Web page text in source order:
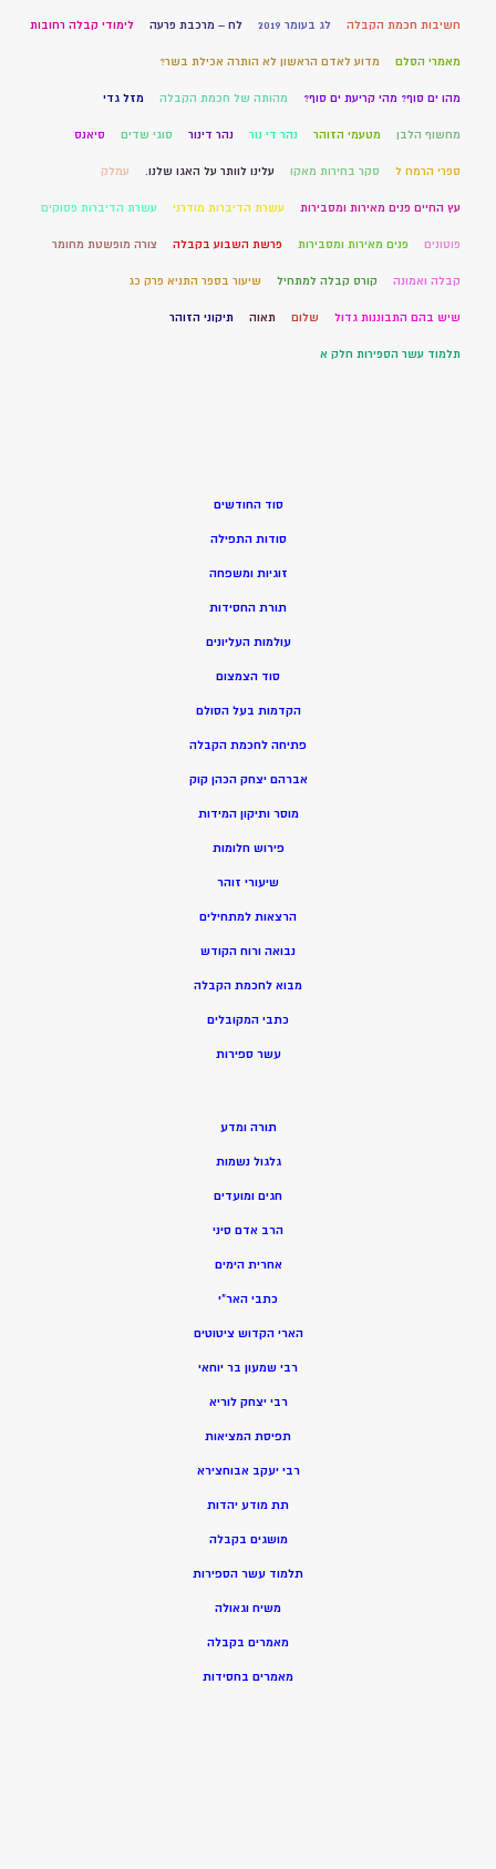
חשיבות חכמת הקבלה לג בעומר 2019 לח – מרכבת פרעה לימודי קבלה רחובות
מאמרי הסלם מדוע לאדם הראשון לא הותרה אכילת בשר?
מהו ים סוף? מהי קריעת ים סוף? מהותה של חכמת הקבלה מזל גדי
מחשוף הלבן מטעמי הזוהר נהר די נור נהר דינור סוגי שדים סיאנס
ספרי הרמח ל סקר בחירות מאקו עלינו לוותר על האגו שלנו. עמלק
עץ החיים פנים מאירות ומסבירות עשרת הדיברות מודרני עשרת הדיברות פסוקים
פוטונים פנים מאירות ומסבירות פרשת השבוע בקבלה צורה מופשטת מחומר
קבלה ואמונה קורס קבלה למתחיל שיעור בספר התניא פרק כג
שיש בהם התבוננות גדול שלום תאוה תיקוני הזוהר
תלמוד עשר הספירות חלק א
סוד החודשים
סודות התפילה
זוגיות ומשפחה
תורת החסידות
עולמות העליונים
סוד הצמצום
הקדמות בעל הסולם
פתיחה לחכמת הקבלה
אברהם יצחק הכהן קוק
מוסר ותיקון המידות
פירוש חלומות
שיעורי זוהר
הרצאות למתחילים
נבואה ורוח הקודש
מבוא לחכמת הקבלה
כתבי המקובלים
עשר ספירות
תורה ומדע
גלגול נשמות
חגים ומועדים
הרב אדם סיני
אחרית הימים
כתבי האר”י
הארי הקדוש ציטוטים
רבי שמעון בר יוחאי
רבי יצחק לוריא
תפיסת המציאות
רבי יעקב אבוחצירא
תת מודע יהדות
מושגים בקבלה
תלמוד עשר הספירות
משיח וגאולה
מאמרים בקבלה
מאמרים בחסידות